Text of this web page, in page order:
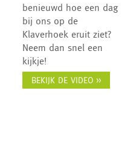
benieuwd hoe een dag
bij ons op de
Klaverhoek eruit ziet?
Neem dan snel een
kijkje!
BEKIJK DE VIDEO >>